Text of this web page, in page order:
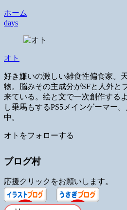
ホーム
days
オト
好き嫌いの激しい雑食性偏食家。
物。脳みその主成分がSFと人外と
来ている。絵と文で一次創作する
し乗馬もするPS5メインゲーマー
中。
オトをフォローする
ブログ村
応援クリックをお願いします。